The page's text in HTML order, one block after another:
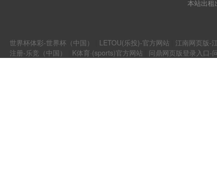
本站出
世界杯体彩-世界杯（中国） LETOU(乐投)-官方网站
江南网页版-
注册-乐竞（中国）
K体育·(sports)官方网站 问鼎网页版登录入口-